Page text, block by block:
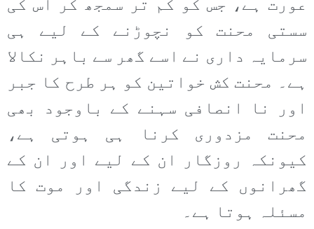
عورت ہے، جس کو کم تر سمجھ کر اس کی
سستی محنت کو نچوڑنے کے لیے ہی
سرمایہ داری نے اسے گھر سے باہر نکالا
ہے۔ محنت کش خواتین کو ہر طرح کا جبر
اور نا انصافی سہنے کے باوجود بھی
محنت مزدوری کرنا ہی ہوتی ہے،
کیونکہ روزگار ان کے لیے اور ان کے
گھرانوں کے لیے زندگی اور موت کا
مسئلہ ہوتا ہے۔